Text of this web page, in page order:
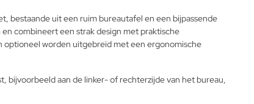
bestaande uit een ruim bureautafel en een bijpassende
combineert een strak design met praktische
optioneel worden uitgebreid met een ergonomische
bijvoorbeeld aan de linker- of rechterzijde van het bureau,